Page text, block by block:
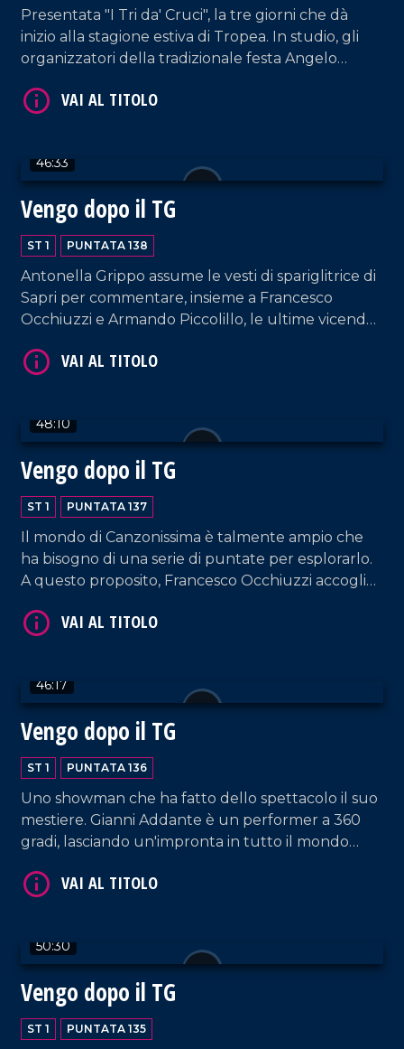
Presentata "I Tri da' Cruci", la tre giorni che dà
inizio alla stagione estiva di Tropea. In studio, gli
organizzatori della tradizionale festa Angelo
Cricelli, membri dell'omonima associazione storico-
46:33
Vengo dopo il TG
ST 1 PUNTATA 138
Antonella Grippo assume le vesti di spariglitrice di
Sapri per commentare, insieme a Francesco
Occhiuzzi e Armando Piccolillo, le ultime vicende
48:10
Vengo dopo il TG
ST 1 PUNTATA 137
Il mondo di Canzonissima è talmente ampio che
ha bisogno di una serie di puntate per esplorarlo.
A questo proposito, Francesco Occhiuzzi accoglie
Spazio anche a un'interessante intervista a
46:17
Vengo dopo il TG
ST 1 PUNTATA 136
Uno showman che ha fatto dello spettacolo il suo
mestiere. Gianni Addante è un performer a 360
gradi, lasciando un'impronta in tutto il mondo
racconta il suo mestiere anche attraverso il libro
50:30
Vengo dopo il TG
ST 1 PUNTATA 135
VAI AL TITOLO
VAI AL TITOLO
VAI AL TITOLO
VAI AL TITOLO